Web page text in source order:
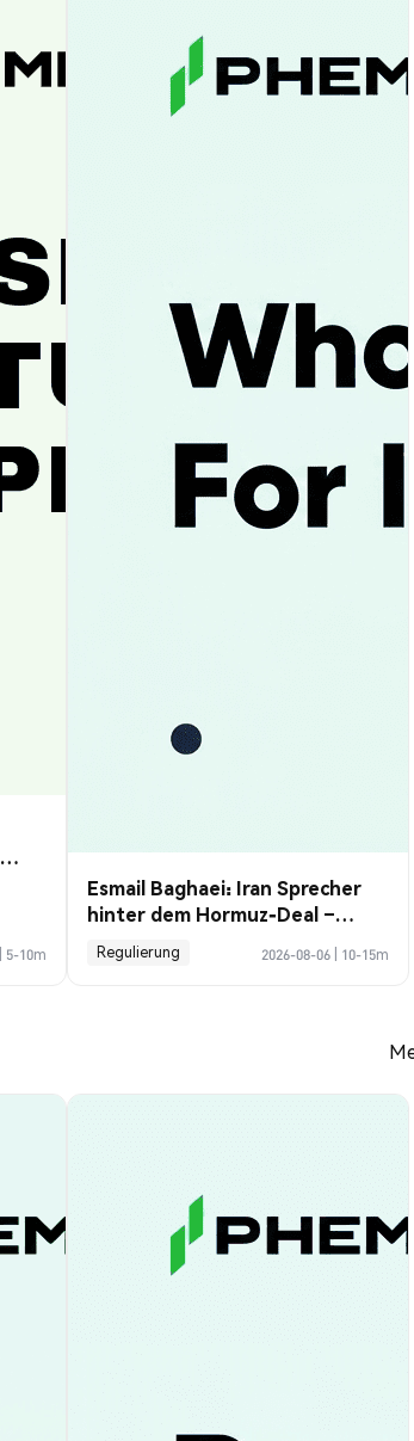
5-10m
Esmail Baghaei: Iran Sprecher
hinter dem Hormuz-Deal –
Profile Guide
Regulierung 2026-08-06 10-15m